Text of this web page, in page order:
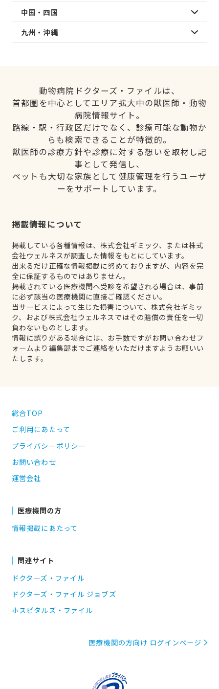
中国・四国
九州・沖縄
動物病院ドクターズ・ファイルは、
首都圏を中心としてエリア拡大中の獣医師・動物
病院情報サイト。
路線・駅・行政区だけでなく、診療可能な動物か
らも検索できることが特徴的。
獣医師の診療方針や診療に対する想いを取材し記
事として発信し、
ペットも大切な家族として健康管理を行うユーザ
ーをサポートしています。
掲載情報について
掲載している各種情報は、株式会社ギミック、または株式
会社ウェルネスが調査した情報をもとにしています。
出来るだけ正確な情報掲載に努めておりますが、内容を完
全に保証するものではありません。
掲載されている医療機関へ受診を希望される場合は、事前
に必ず該当の医療機関に直接ご確認ください。
当サービスによって生じた損害について、株式会社ギミッ
ク、および株式会社ウェルネスではその賠償の責任を一切
負わないものとします。
情報に誤りがある場合には、お手数ですがお問い合わせフ
ォームより編集部までご連絡をいただけますようお願いい
たします。
総合TOP
ご利用にあたって
プライバシーポリシー
お問い合わせ
運営会社
医療機関の方
情報掲載にあたって
関連サイト
ドクターズ・ファイル
ドクターズ・ファイル ジョブズ
ホスピタルズ・ファイル
医療機関の方向け ログインページ